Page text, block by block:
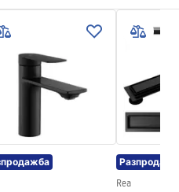
Черни
Месинг , ABS
120mm
Electroplating
150mm
Rea